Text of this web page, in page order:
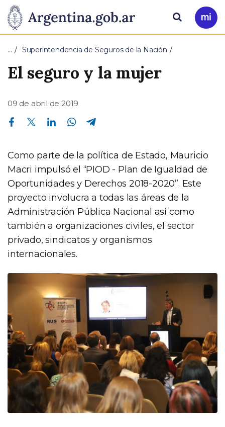
Presidencia
de
la
Nación
Pasar al contenido principal
Ir
a
Buscar
… Superintendencia de Seguros de la Nación
El seguro y la mujer
09 de abril de 2019
Compartir en Facebook Compartir en Twitter Compartir en Linkedin Compartir en Whatsapp
Como parte de la política de Estado, Mauricio
Macri impulsó el “PIOD - Plan de Igualdad de
Oportunidades y Derechos 2018-2020”. Este
proyecto involucra a todas las áreas de la
Administración Pública Nacional así como
también a organizaciones civiles, el sector
privado, sindicatos y organismos
internacionales.